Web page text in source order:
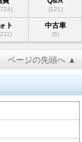
(121)
ト 中古車
(5)
ページの先頭へ ▲